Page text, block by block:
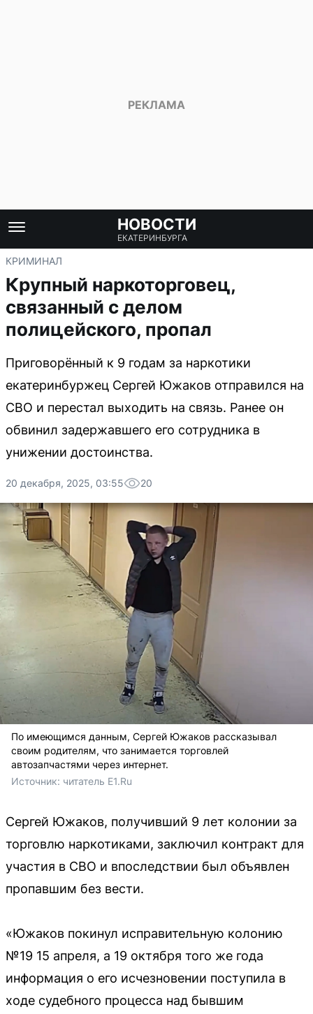
НОВОСТИ
ЕКАТЕРИНБУРГА
КРИМИНАЛ
Крупный наркоторговец,
связанный с делом
полицейского, пропал
Приговорённый к 9 годам за наркотики
екатеринбуржец Сергей Южаков отправился на
СВО и перестал выходить на связь. Ранее он
обвинил задержавшего его сотрудника в
унижении достоинства.
20 декабря, 2025, 03:55 20
По имеющимся данным, Сергей Южаков рассказывал
своим родителям, что занимается торговлей
автозапчастями через интернет.
Источник: читатель E1.Ru
Сергей Южаков, получивший 9 лет колонии за
торговлю наркотиками, заключил контракт для
участия в СВО и впоследствии был объявлен
пропавшим без вести.
«Южаков покинул исправительную колонию
№19 15 апреля, а 19 октября того же года
информация о его исчезновении поступила в
ходе судебного процесса над бывшим